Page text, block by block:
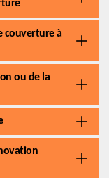
couverture à
ou de la